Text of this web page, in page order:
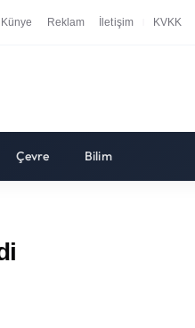
Künye Reklam İletişim KVKK
Çevre Bilim